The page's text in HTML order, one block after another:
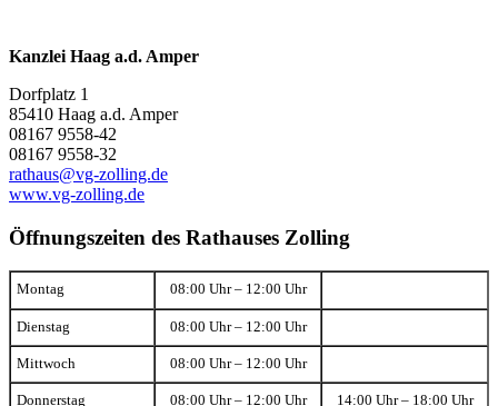
Kanzlei Haag a.d. Amper
Dorfplatz 1
85410 Haag a.d. Amper
08167 9558-42
08167 9558-32
rathaus@vg-zolling.de
www.vg-zolling.de
Öffnungszeiten des Rathauses Zolling
Montag 08:00 Uhr – 12:00 Uhr
Dienstag 08:00 Uhr – 12:00 Uhr
Mittwoch 08:00 Uhr – 12:00 Uhr
Donnerstag 08:00 Uhr – 12:00 Uhr 14:00 Uhr – 18:00 Uhr